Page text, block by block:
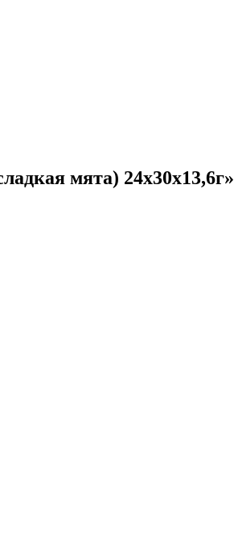
мята) 24х30х13,6г»